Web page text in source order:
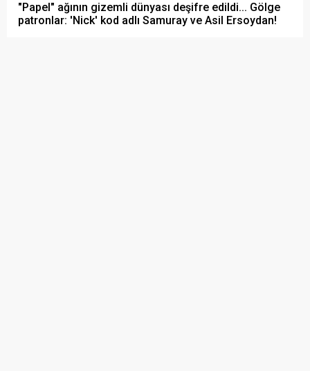
"Papel" ağının gizemli dünyası deşifre edildi... Gölge
patronlar: 'Nick' kod adlı Samuray ve Asil Ersoydan!